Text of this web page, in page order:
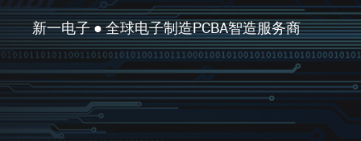
新一电子 ● 全球电子制造PCBA智造服务商